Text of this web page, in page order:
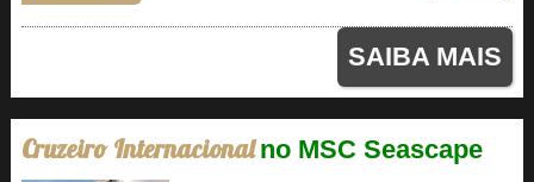
SAIBA MAIS
Cruzeiro Internacional no MSC Seascape